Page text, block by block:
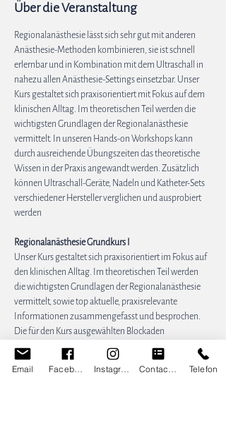
Über die Veranstaltung
Regionalanästhesie lässt sich sehr gut mit anderen
Anästhesie-Methoden kombinieren, sie ist schnell
erlernbar und in Kombination mit dem Ultraschall in
nahezu allen Anästhesie-Settings einsetzbar. Unser
Kurs gestaltet sich praxisorientiert mit Fokus auf dem
klinischen Alltag. Im theoretischen Teil werden die
wichtigsten Grundlagen der Regionalanästhesie
vermittelt. In unseren Hands-on Workshops kann
durch ausreichende Übungszeiten das theoretische
Wissen in der Praxis angewandt werden. Zusätzlich
können Ultraschall-Geräte, Nadeln und Katheter-Sets
verschiedener Hersteller verglichen und ausprobiert
werden
Regionalanästhesie Grundkurs I
Unser Kurs gestaltet sich praxisorientiert im Fokus auf
den klinischen Alltag. Im theoretischen Teil werden
die wichtigsten Grundlagen der Regionalanästhesie
vermittelt, sowie top aktuelle, praxisrelevante
Informationen zusammengefasst und besprochen.
Die für den Kurs ausgewählten Blockaden
ermöglichen dem Teilnehmer die Regionalanästhesie
in die tägliche Routine zu implementieren und dem
Patienten moderne anästhesieologische Methoden
Email Telefon